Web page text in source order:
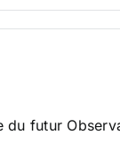
du futur